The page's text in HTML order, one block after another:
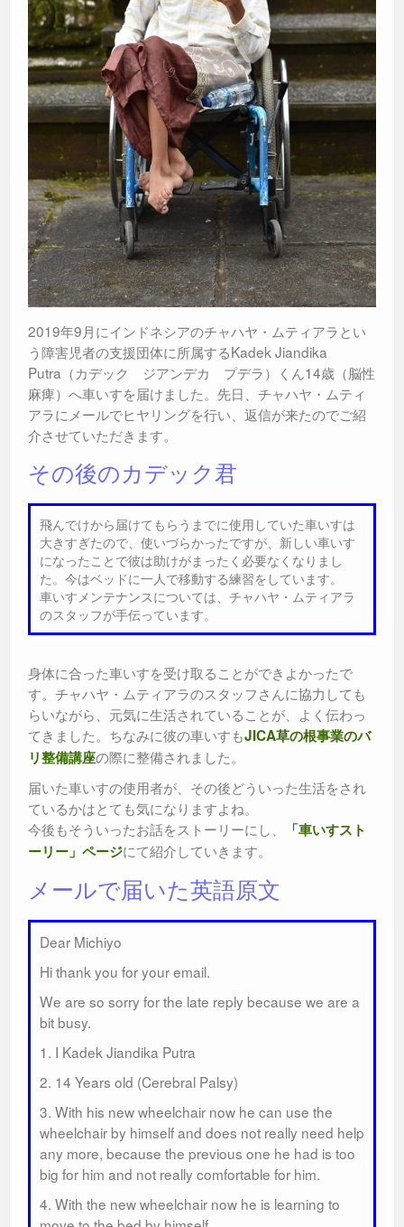
2019年9月にインドネシアのチャハヤ・ムティアラとい
う障害児者の支援団体に所属するKadek Jiandika
Putra（カデック ジアンデカ プデラ）くん14歳（脳性
麻痺）へ車いすを届けました。先日、チャハヤ・ムティ
アラにメールでヒヤリングを行い、返信が来たのでご紹
介させていただきます。
その後のカデック君
飛んでけから届けてもらうまでに使用していた車いすは
大きすぎたので、使いづらかったですが、新しい車いす
になったことで彼は助けがまったく必要なくなりまし
た。今はベッドに一人で移動する練習をしています。
車いすメンテナンスについては、チャハヤ・ムティアラ
のスタッフが手伝っています。
身体に合った車いすを受け取ることができよかったで
す。チャハヤ・ムティアラのスタッフさんに協力しても
らいながら、元気に生活されていることが、よく伝わっ
てきました。ちなみに彼の車いすもJICA草の根事業のバ
リ整備講座の際に整備されました。
届いた車いすの使用者が、その後どういった生活をされ
ているかはとても気になりますよね。
今後もそういったお話をストーリーにし、
「車いすスト
ーリー」ページにて紹介していきます。
メールで届いた英語原文
Dear Michiyo
Hi thank you for your email.
We are so sorry for the late reply because we are a
bit busy.
1. I Kadek Jiandika Putra
2. 14 Years old (Cerebral Palsy)
3. With his new wheelchair now he can use the
wheelchair by himself and does not really need help
any more, because the previous one he had is too
big for him and not really comfortable for him.
4. With the new wheelchair now he is learning to